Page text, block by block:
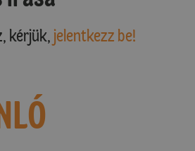
kérjük, jelentkezz be!